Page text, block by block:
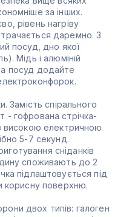
за інших.
рівень нагріву
даремно. З
посуд, дно якої
Мідь і алюміній
посуд додайте
Замість спірального
- гофрована стрічка-
високою електричною
5-7 секунд.
сніданків
споживають до 2
підлаштовується під
корисну поверхню.
двох типів: галоген